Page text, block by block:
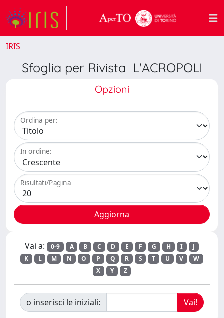
IRIS
Sfoglia per Rivista L'ACROPOLI
Opzioni
Ordina per:
In ordine:
Risultati/Pagina
Vai a: 0-9 A B C D E F G H I
J
K
L M N O P Q R S T U V
W
X
Y Z
o inserisci le iniziali: